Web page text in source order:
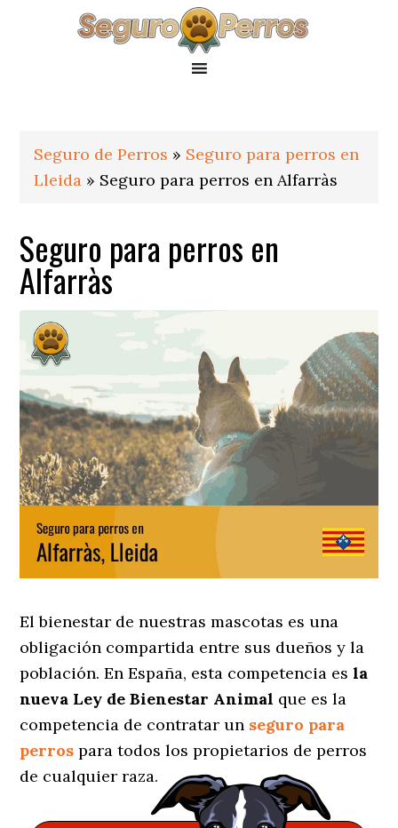
Seguro de Perros » Seguro para perros en
Lleida » Seguro para perros en Alfarràs
Seguro para perros en
Alfarràs
El bienestar de nuestras mascotas es una
obligación compartida entre sus dueños y la
población. En España, esta competencia esla
nueva Ley de Bienestar Animal que es la
competencia de contratar un seguro para
perros para todos los propietarios de perros
de cualquier raza.